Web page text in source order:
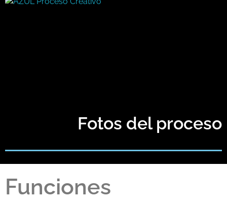
Fotos del proceso
Funciones